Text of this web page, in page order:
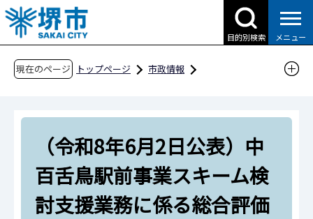
こ
の
ペ
目的別検索 メニュー
現在のページ トップページ
市政情報
中百舌鳥イノベーション創出拠点
（令和8年6月2日公表）中百舌鳥駅前事業スキ
ーム検討支援業務に係る総合評価一般競争入札
を実施（拠点整備課）（募集は終了しました）
（令和8年6月2日公表）中
百舌鳥駅前事業スキーム検
討支援業務に係る総合評価